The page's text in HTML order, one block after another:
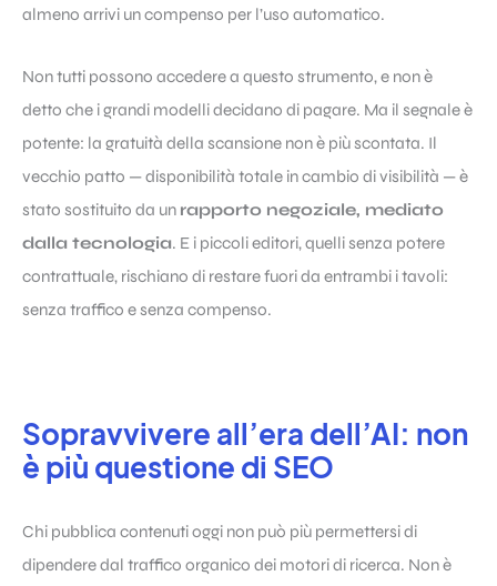
almeno arrivi un compenso per l’uso automatico.
Non tutti possono accedere a questo strumento, e non è
detto che i grandi modelli decidano di pagare. Ma il segnale è
potente: la gratuità della scansione non è più scontata. Il
vecchio patto — disponibilità totale in cambio di visibilità — è
stato sostituito da un rapporto negoziale, mediato
dalla tecnologia. E i piccoli editori, quelli senza potere
contrattuale, rischiano di restare fuori da entrambi i tavoli:
senza traffico e senza compenso.
Sopravvivere all’era dell’AI: non
è più questione di SEO
Chi pubblica contenuti oggi non può più permettersi di
dipendere dal traffico organico dei motori di ricerca. Non è